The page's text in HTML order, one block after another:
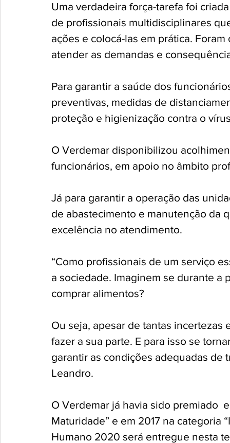
Uma verdadeira força-tarefa foi
de profissionais multidisciplinares
ações e colocá-las em prática.
atender as demandas e
Para garantir a saúde dos
preventivas, medidas de
proteção e higienização contra o
O Verdemar disponibilizou
funcionários, em apoio no âmbito
Já para garantir a operação das
de abastecimento e manutenção da
excelência no atendimento.
“Como profissionais de um serviço
a sociedade. Imaginem se durante
comprar alimentos?
Ou seja, apesar de tantas
fazer a sua parte. E para isso se
garantir as condições adequadas
Leandro.
O Verdemar já havia sido premiado
Maturidade” e em 2017 na categoria
Humano 2020 será entregue nesta